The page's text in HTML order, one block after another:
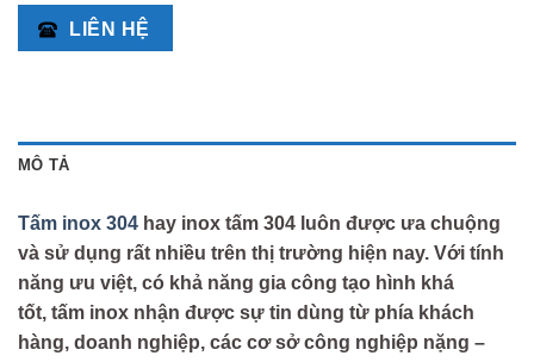
LIÊN HỆ
MÔ TẢ
Tấm inox 304 hay inox tấm 304 luôn được ưa chuộng
và sử dụng rất nhiều trên thị trường hiện nay. Với tính
năng ưu việt, có khả năng gia công tạo hình khá
tốt, tấm inox nhận được sự tin dùng từ phía khách
hàng, doanh nghiệp, các cơ sở công nghiệp nặng –